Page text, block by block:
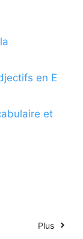
en E
et
Plus